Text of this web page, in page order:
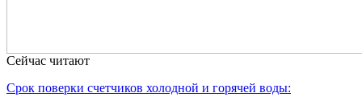
Сейчас читают
Срок поверки счетчиков холодной и горячей воды: